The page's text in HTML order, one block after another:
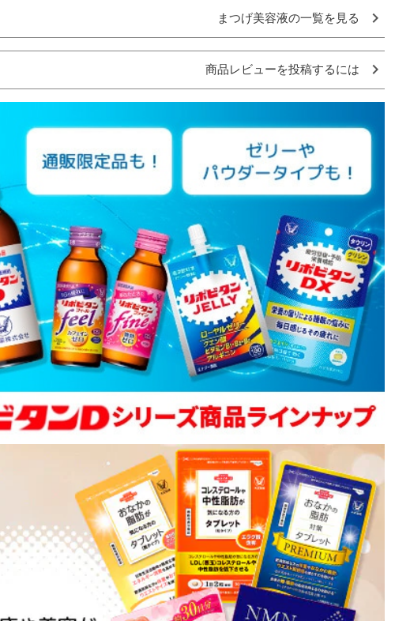
まつげ美容液の一覧を見る
商品レビューを投稿するには